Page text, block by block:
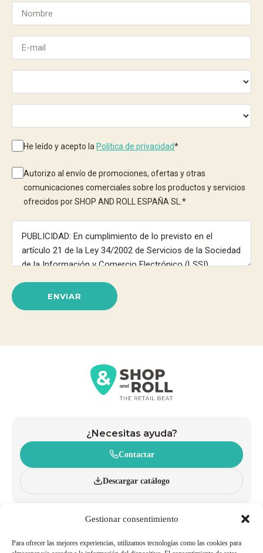
Gestionar consentimiento
Para ofrecer las mejores experiencias, utilizamos tecnologías como las cookies para
He leído y acepto la Política de privacidad*
Autorizo al envío de promociones, ofertas y otras
comunicaciones comerciales sobre los productos y servicios
ofrecidos por SHOP AND ROLL ESPAÑA SL. *
ENVIAR
¿Necesitas ayuda?
Contactar
Descargar catálogo
CATÁLOGO
CARROS
CESTAS DE MANO